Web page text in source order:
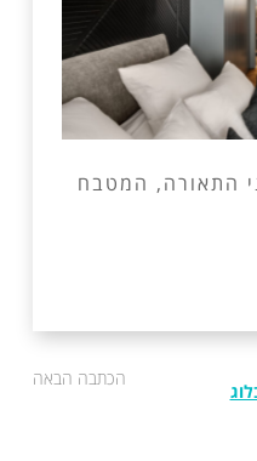
התאורה, המטבח
הכתבה הבאה